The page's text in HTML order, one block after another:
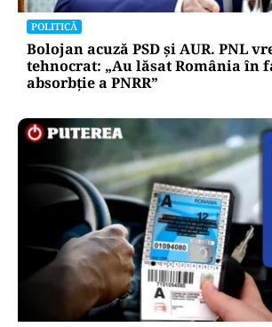
POLITICĂ
Bolojan acuză PSD și AUR. PNL
tehnocrat: „Au lăsat România în
absorbţie a PNRR”